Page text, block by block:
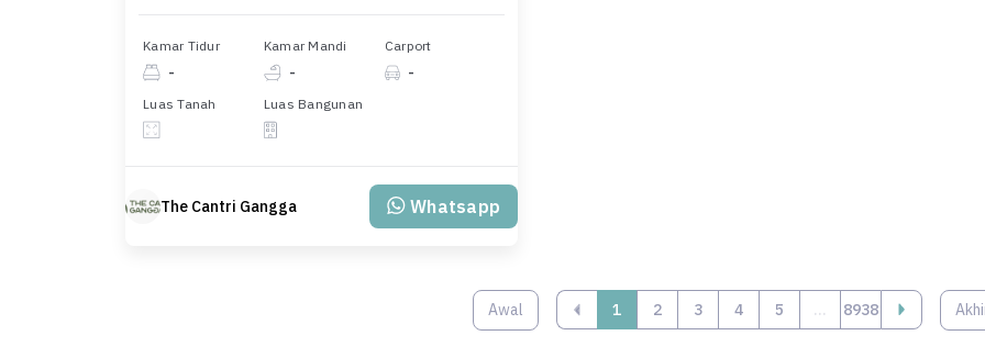
Kamar Tidur
-
Kamar Mandi
-
Carport
-
Luas Tanah Luas Bangunan
The Cantri Gangga Whatsapp
Awal ‹ 1 2 3 4 5 ... 8938